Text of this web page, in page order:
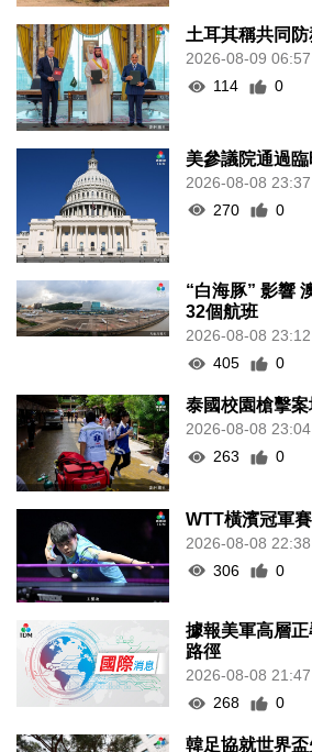
土耳其稱共同
2026-08-09 06:57
114
0
美參議院通過
2026-08-08 23:37
270
0
“白海豚” 影響
32個航班
2026-08-08 23:12
405
0
泰國校園槍擊
2026-08-08 23:04
263
0
WTT橫濱冠軍
2026-08-08 22:38
306
0
據報美軍高層
路徑
2026-08-08 21:47
268
0
韓足協就世界